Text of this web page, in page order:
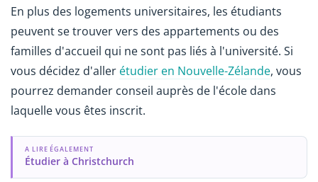
En plus des logements universitaires, les étudiants
peuvent se trouver vers des appartements ou des
familles d'accueil qui ne sont pas liés à l'université. Si
vous décidez d'aller étudier en Nouvelle-Zélande, vous
pourrez demander conseil auprès de l'école dans
laquelle vous êtes inscrit.
A LIRE ÉGALEMENT
Étudier à Christchurch